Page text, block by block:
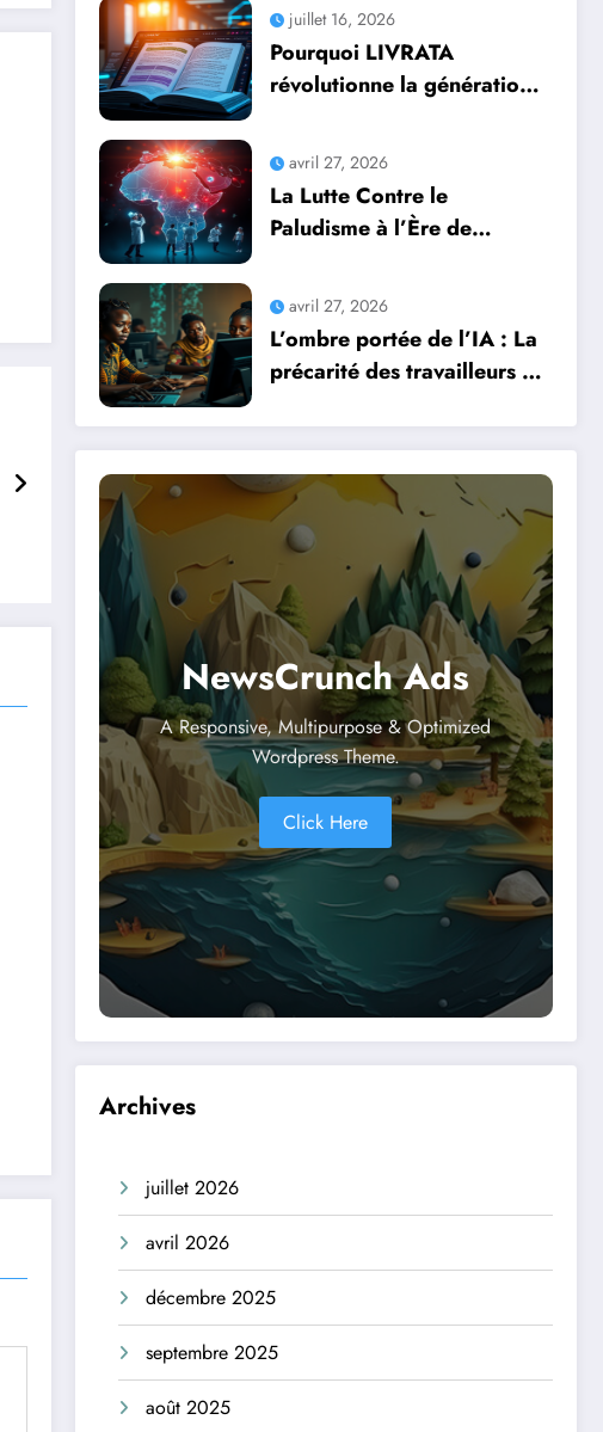
juillet 16, 2026
Pourquoi LIVRATA
révolutionne la génération
professionnels avec
l’intelligence artificielle
avril 27, 2026
La Lutte Contre le
Paludisme à l’Ère de
Une Course Contre la
Montre Africaine
avril 27, 2026
L’ombre portée de l’IA : La
précarité des travailleurs du
révolution numérique
NewsCrunch Ads
A Responsive, Multipurpose & Optimized
Wordpress Theme.
Click Here
Archives
juillet 2026
avril 2026
décembre 2025
septembre 2025
août 2025